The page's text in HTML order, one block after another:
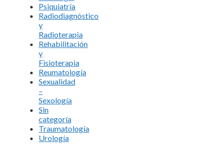
Psiquiatría
Radiodiagnóstico
y
Radioterapia
Rehabilitación
y
Fisioterapia
Reumatología
Sexualidad
–
Sexología
Sin
categoría
Traumatología
Urología